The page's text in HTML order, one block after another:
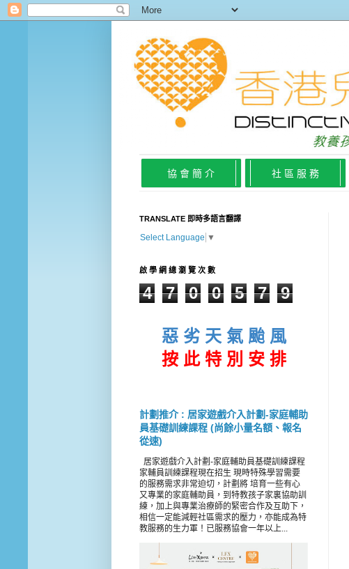
協 會 簡 介 社 區 服 務
TRANSLATE 即時多語言翻譯
Select Language ▼
啟 學 網 總 瀏 覽 次 數
4 7 0 0 5 7 9
惡 劣 天 氣 颱 風
按 此 特 別 安 排
計劃推介 : 居家遊戲介入計劃-家庭輔助
員基礎訓練課程 (尚餘小量名額、報名
從速)
居家遊戲介入計劃-家庭輔助員基礎訓練課程
家輔員訓練課程現在招生 現時特殊學習需要
的服務需求非常迫切，計劃將 培育一些有心
又專業的家庭輔助員，到特教孩子家裏協助訓
練，加上與專業治療師的緊密合作及互助下，
相信一定能減輕社區需求的壓力，亦能成為特
教服務的生力軍！已服務協會一年以上...